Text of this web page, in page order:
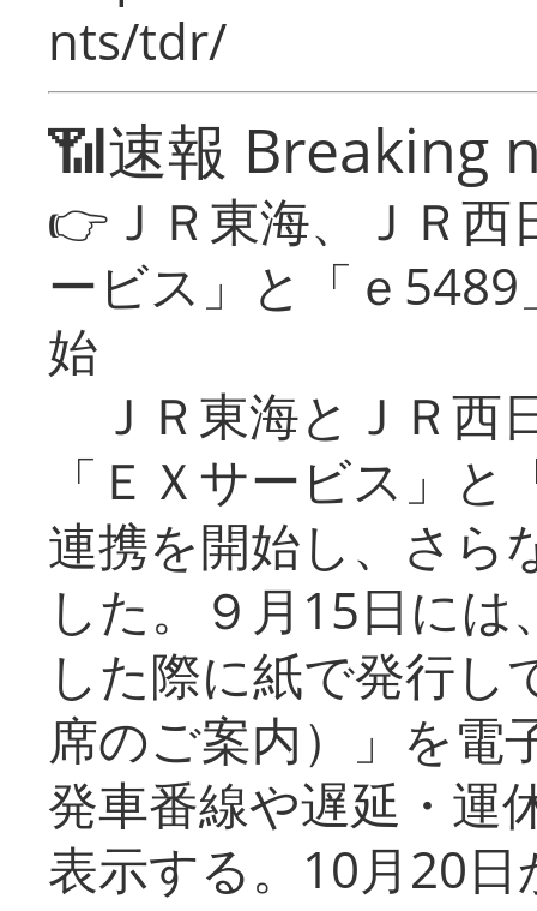
nts/tdr/
📶速報 Breaking
👉ＪＲ東海、ＪＲ
ービス」と「ｅ
始
ＪＲ東海とＪＲ西
「ＥＸサービス」
連携を開始し、さら
した。９月15日に
した際に紙で発行し
席のご案内）」を電
発車番線や遅延・運
表示する。10月20